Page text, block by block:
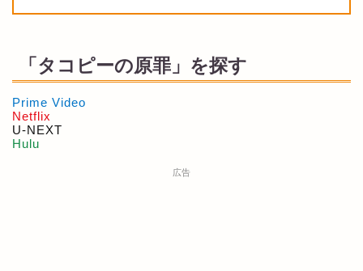
「タコピーの原罪」を探す
Prime Video
Netflix
U-NEXT
Hulu
広告